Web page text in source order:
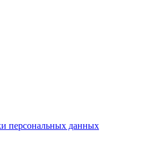
персональных данных